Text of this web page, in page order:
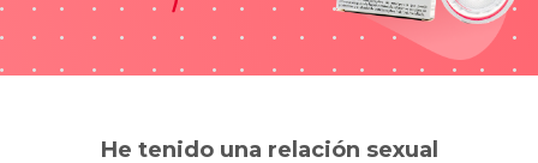
He tenido una relación sexual